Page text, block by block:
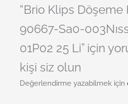
“Brio Klips Döşeme
90667-Sa0-
01P02 25 Li” için
kişi siz olun
Değerlendirme yazabilmek için